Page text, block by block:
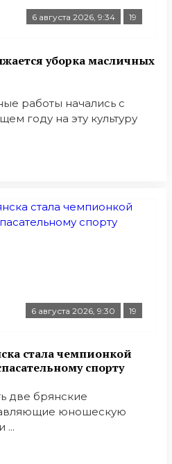
6 августа 2026, 9:34 19
уборка масличных
работы начались с
году на эту культуру
6 августа 2026, 9:30 19
стала чемпионкой
спорту
две брянские
юношескую
...